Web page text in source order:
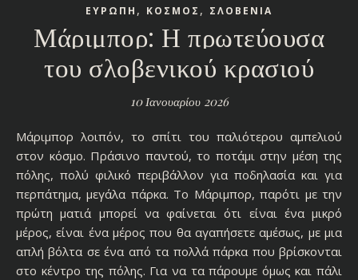
ΕΥΡΩΠΗ , ΚΟΣΜΟΣ , ΣΛΟΒΕΝΙΑ
Μάριμπορ: Η πρωτεύουσα
του σλοβενικού κρασιού
10 Ιανουαρίου 2026
Μάριμπορ λοιπόν, το σπίτι του παλιότερου αμπελιού
στον κόσμο. Πράσινο παντού, το ποτάμι στην μέση της
πόλης, πολύ φιλικό περιβάλλον για ποδηλασία και για
περπάτημα, μεγάλα πάρκα. Το Μάριμπορ, παρότι με την
πρώτη ματιά μπορεί να φαίνεται ότι είναι ένα μικρό
μέρος, είναι ένα μέρος που θα αγαπήσετε αμέσως, με μια
απλή βόλτα σε ένα από τα πολλά πάρκα που βρίσκονται
στο κέντρο της πόλης. Για να τα πάρουμε όμως και πάλι